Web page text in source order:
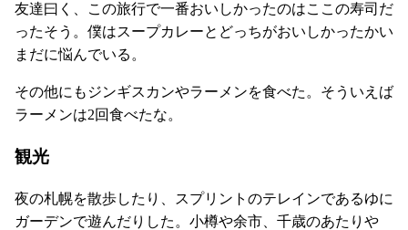
友達曰く、この旅行で一番おいしかったのはここの寿司だ
ったそう。僕はスープカレーとどっちがおいしかったかい
まだに悩んでいる。
その他にもジンギスカンやラーメンを食べた。そういえば
ラーメンは2回食べたな。
観光
夜の札幌を散歩したり、スプリントのテレインであるゆに
ガーデンで遊んだりした。小樽や余市、千歳のあたりや